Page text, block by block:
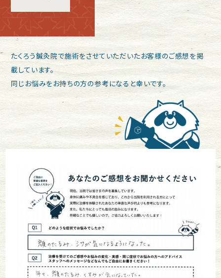
たくろう鍼灸院で施術をさせていただいたお客様のご感想を掲
載しています。
同じお悩みをお持ちの方の参考になると幸いです。